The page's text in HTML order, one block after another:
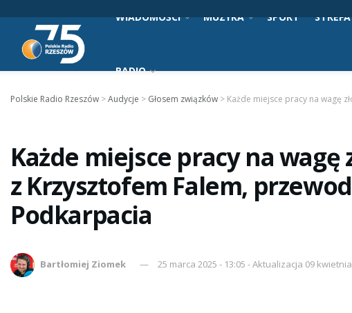
WIADOMOŚCI MUZYKA SPORT
RADIO
Polskie Radio Rzeszów >Audycje > Głosem związków > Każde miejsce pracy na wagę
Każde miejsce pracy na wagę
z Krzysztofem Falem,
Podkarpacia
Bartłomiej Ziomek 25 marca 2025 - 13:05 - Aktualizacja 09